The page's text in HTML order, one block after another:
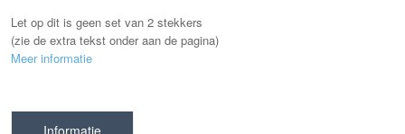
Let op dit is geen set van 2 stekkers
(zie de extra tekst onder aan de pagina)
Meer informatie